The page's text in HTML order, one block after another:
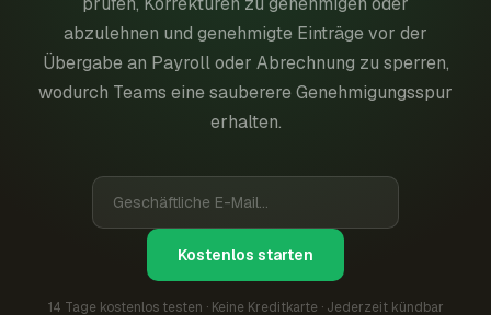
abzulehnen und genehmigte Einträge vor der
Übergabe an Payroll oder Abrechnung zu sperren,
wodurch Teams eine sauberere Genehmigungsspur
erhalten.
Kostenlos starten
14 Tage kostenlos testen · Keine Kreditkarte · Jederzeit kündbar